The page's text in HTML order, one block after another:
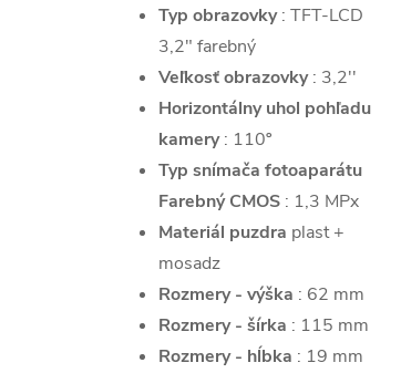
Typ obrazovky: TFT-LCD
3,2" farebný
Veľkosť obrazovky: 3,2''
Horizontálny uhol pohľadu
kamery: 110º
Typ snímača fotoaparátu
Farebný CMOS : 1,3 MPx
Materiál puzdra plast +
mosadz
Rozmery - výška : 62 mm
Rozmery - šírka : 115 mm
Rozmery - hĺbka : 19 mm